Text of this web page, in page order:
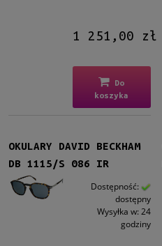
Dostępność
dostępny
1 251,00 zł
Do
koszyka
OKULARY DAVID BECKHAM
DB 1115/S 086 IR
Dostępność:
dostępny
Wysyłka w: 24
godziny